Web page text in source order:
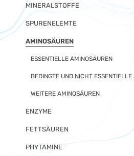
MINERALSTOFFE
SPURENELEMTE
AMINOSÄUREN
ESSENTIELLE AMINOSÄUREN
BEDINGTE UND NICHT
WEITERE AMINOSÄUREN
ENZYME
FETTSÄUREN
PHYTAMINE